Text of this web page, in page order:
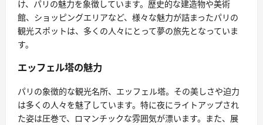
け、パリの魅力を象徴しています。歴史的な建造物や美術
館、ショッピングエリアなど、様々な魅力が詰まったパリの
観光スポットは、多くの人々にとって夢の旅先となっていま
す。
エッフェル塔の魅力
パリの象徴的な観光名所、エッフェル塔。その美しさや迫力
は多くの人々を魅了しています。特に夜にライトアップされ
た姿は圧巻で、ロマンチックな雰囲気が漂います。また、展